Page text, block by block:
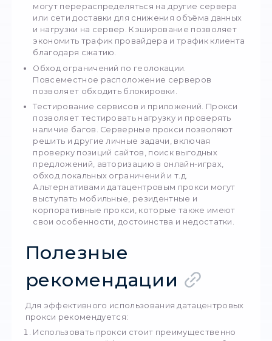
ОбычныеЧастныеРезидентские прокси
Мобильные прокси
Возможности
применения
Существует несколько вариантов
такие прокси для бизнеса:
Парсинг сайтов/сбор информации. Это
бюджетный способ извлечения
различных сайтов. Однако требуются
постоянные проверки IP по спам-
Кэширование/распределение контента.
прокси передаётся любая информация.
это весь трафик, а иногда — только
различные медиафайлы и постоянный
могут перераспределяться на другие
или сети доставки для снижения объёма